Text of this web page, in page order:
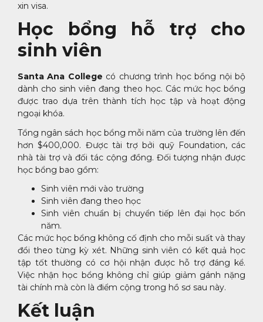
xin visa.
Học bổng hỗ trợ cho
sinh viên
Santa Ana College có chương trình học bổng nội bộ
dành cho sinh viên đang theo học. Các mức học bổng
được trao dựa trên thành tích học tập và hoạt động
ngoại khóa.
Tổng ngân sách học bổng mỗi năm của trường lên đến
hơn $400,000. Được tài trợ bởi quỹ Foundation, các
nhà tài trợ và đối tác cộng đồng. Đối tượng nhận được
học bổng bao gồm:
Sinh viên mới vào trường
Sinh viên đang theo học
Sinh viên chuẩn bị chuyển tiếp lên đại học bốn
năm.
Các mức học bổng không cố định cho mỗi suất và thay
đổi theo từng kỳ xét. Những sinh viên có kết quả học
tập tốt thường có cơ hội nhận được hỗ trợ đáng kể.
Việc nhận học bổng không chỉ giúp giảm gánh nặng
tài chính mà còn là điểm cộng trong hồ sơ sau này.
Kết luận